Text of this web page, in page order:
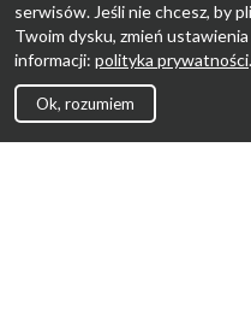
serwisów. Jeśli nie chcesz, by
Twoim dysku, zmień
informacji: polityka prywatności.
Ok, rozumiem